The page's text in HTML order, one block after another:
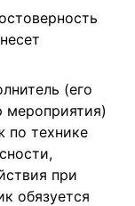
(его
мероприятия)
по технике
при
обязуется